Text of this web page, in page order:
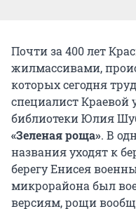
Почти за 400 лет
жилмассивами,
которых сегодня
специалист Краевой
библиотеки Юлия
«Зеленая роща». В
названия уходят к
берегу Енисея
микрорайона был
версиям, рощи